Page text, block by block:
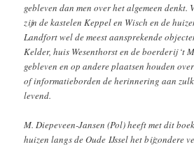
gebleven dan men over het algemeen denkt.
zijn de kastelen Keppel en Wisch en de
Landfort wel de meest aansprekende
Kelder, huis Wesenthorst en de boerderij ‘t
gebleven en op andere plaatsen houden
of informatieborden de herinnering aan
levend.
M. Diepeveen-Jansen (Pol) heeft met dit
huizen langs de Oude IJssel het bijzondere